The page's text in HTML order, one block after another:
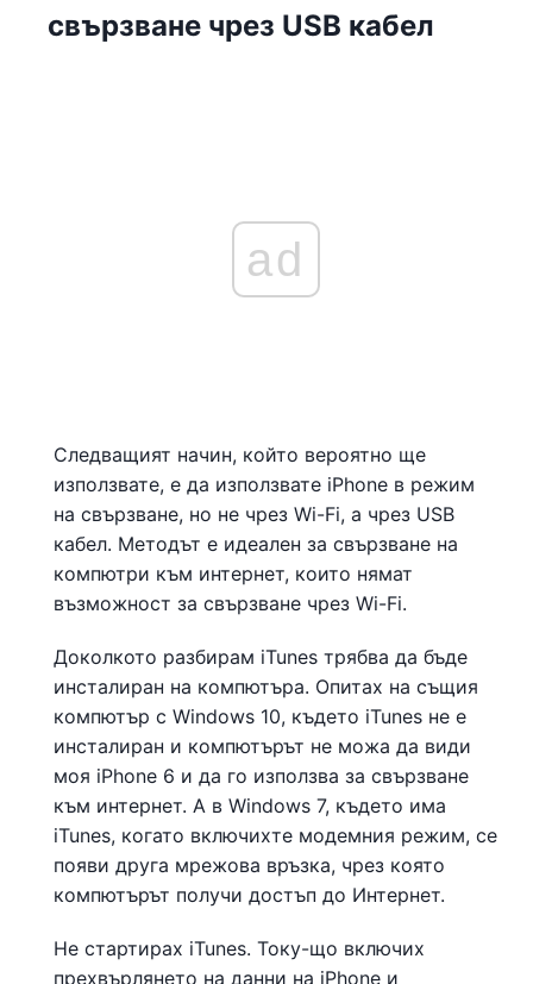
свързване чрез USB кабел
ad
Следващият начин, който вероятно ще
използвате, е да използвате iPhone в режим
на свързване, но не чрез Wi-Fi, а чрез USB
кабел. Методът е идеален за свързване на
компютри към интернет, които нямат
възможност за свързване чрез Wi-Fi.
Доколкото разбирам iTunes трябва да бъде
инсталиран на компютъра. Опитах на същия
компютър с Windows 10, където iTunes не е
инсталиран и компютърът не можа да види
моя iPhone 6 и да го използва за свързване
към интернет. А в Windows 7, където има
iTunes, когато включихте модемния режим, се
появи друга мрежова връзка, чрез която
компютърът получи достъп до Интернет.
Не стартирах iTunes. Току-що включих
прехвърлянето на данни на iPhone и